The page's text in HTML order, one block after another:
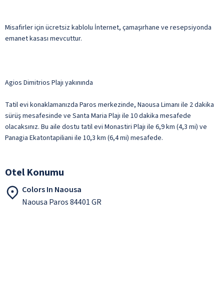
Misafirler için ücretsiz kablolu İnternet, çamaşırhane ve resepsiyonda
emanet kasası mevcuttur.
Agios Dimitrios Plajı yakınında
Tatil evi konaklamanızda Paros merkezinde, Naousa Limanı ile 2 dakika
sürüş mesafesinde ve Santa Maria Plajı ile 10 dakika mesafede
olacaksınız. Bu aile dostu tatil evi Monastiri Plajı ile 6,9 km (4,3 mi) ve
Panagia Ekatontapiliani ile 10,3 km (6,4 mi) mesafede.
Otel Konumu
Colors In Naousa
Naousa Paros 84401 GR